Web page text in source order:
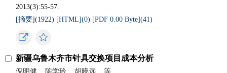
2013(3):55-57.
[摘要](1922) [HTML](0) [PDF 0.00 Byte](41)
新疆乌鲁木齐市针具交换项目成本分析
倪明健 , 陈学玲 , 胡晓远 ,
等